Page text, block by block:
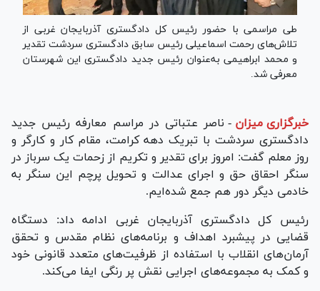
طی مراسمی با حضور رئیس کل دادگستری آذربایجان غربی از
تلاش‌های رحمت اسماعیلی رئیس سابق دادگستری سردشت تقدیر
و محمد ابراهیمی به‌عنوان رئیس جدید دادگستری این شهرستان
معرفی شد.
خبرگزاری میزان - ناصر عتباتی در مراسم معارفه رئیس جدید
دادگستری سردشت با تبریک دهه کرامت، مقام کار و کارگر و
روز معلم گفت: امروز برای تقدیر و تکریم از زحمات یک سرباز در
سنگر احقاق حق و اجرای عدالت و تحویل پرچم این سنگر به
خادمی دیگر دور هم جمع شده‌ایم.
رئیس کل دادگستری آذربایجان غربی ادامه داد: دستگاه
قضایی در پیشبرد اهداف و برنامه‌های نظام مقدس و تحقق
آرمان‌های انقلاب با استفاده از ظرفیت‌های متعدد قانونی خود
و کمک به مجموعه‌های اجرایی نقش پر رنگی ایفا می‌کند.